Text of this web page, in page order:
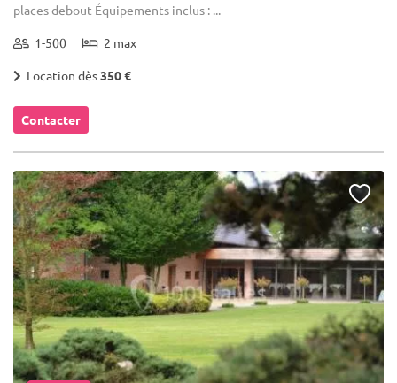
places debout Équipements inclus : ...
1-500 2 max
Location dès350 €
Contacter